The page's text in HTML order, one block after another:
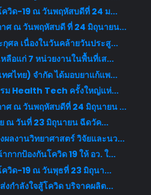
วิด-19 ณ วันพฤหัสบดีที่ 24 ม...
ศ ณ วันพฤหัสบดี ที่ 24 มิถุนายน...
กุศล เนื่องในวันคล้ายวันประสู...
ลือแก่ 7 หน่วยงานในพื้นที่เส...
ศไทย) จำกัด ได้มอบยาแก้แพ...
ม Health Tech ครั้งใหญ่แห่...
ศ ณ วันพฤหัสบดีที่ 24 มิถุนายน ...
ณ วันที่ 23 มิถุนายน ฉีดวัค...
ผลงานวิทยาศาสตร์ วิจัยและนว...
ากป้องกันโควิด 19 ให้ อว. ใ...
วิด-19 ณ วันพุธที่ 23 มิถุนา...
งกำลังใจสู้โควิด บริจาคผลิต...